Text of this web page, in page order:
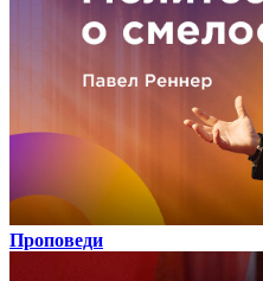
Проповеди